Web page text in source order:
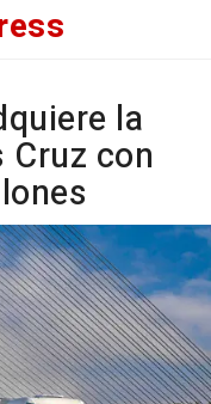
la
Cruz con